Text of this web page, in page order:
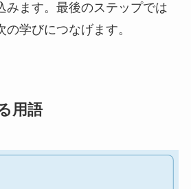
みます。最後のステップでは
学びにつなげます。
用語